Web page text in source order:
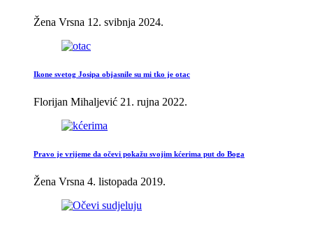
Žena Vrsna 12. svibnja 2024.
Ikone svetog Josipa objasnile su mi tko je otac
Florijan Mihaljević 21. rujna 2022.
Pravo je vrijeme da očevi pokažu svojim kćerima put do Boga
Žena Vrsna 4. listopada 2019.